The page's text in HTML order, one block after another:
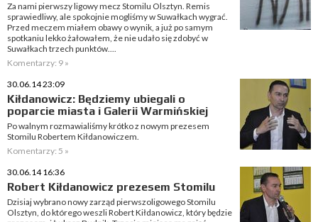
Za nami pierwszy ligowy mecz Stomilu Olsztyn. Remis
sprawiedliwy, ale spokojnie mogliśmy w Suwałkach wygrać.
Przed meczem miałem obawy o wynik, a już po samym
spotkaniu lekko żałowałem, że nie udało się zdobyć w
Suwałkach trzech punktów....
Komentarzy: 9 »
30.06.14 23:09
Kiłdanowicz: Będziemy ubiegali o
poparcie miasta i Galerii Warmińskiej
Po walnym rozmawialiśmy krótko z nowym prezesem
Stomilu Robertem Kiłdanowiczem.
Komentarzy: 5 »
30.06.14 16:36
Robert Kiłdanowicz prezesem Stomilu
Dzisiaj wybrano nowy zarząd pierwszoligowego Stomilu
Olsztyn, do którego weszli Robert Kiłdanowicz, który będzie